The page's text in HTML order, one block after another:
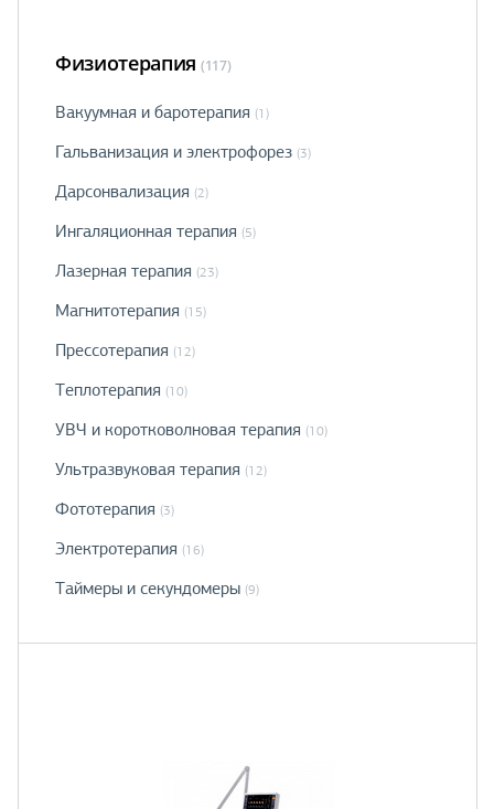
Физиотерапия (117)
Вакуумная и баротерапия (1)
Гальванизация и электрофорез (3)
Дарсонвализация (2)
Ингаляционная терапия (5)
Лазерная терапия (23)
Магнитотерапия (15)
Прессотерапия (12)
Теплотерапия (10)
УВЧ и коротковолновая терапия (10)
Ультразвуковая терапия (12)
Фототерапия (3)
Электротерапия (16)
Таймеры и секундомеры (9)